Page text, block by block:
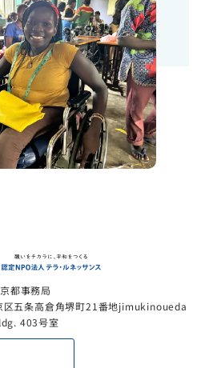
京都事務局
区五条高倉角堺町21番地jimukinoueda
403号室